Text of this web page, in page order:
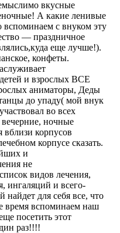
вкусные
А какие ленивые
вспоминаем с внуком эту
— праздничное
еще лучше!).
конфеты.
детей и взрослых ВСЕ
аниматоры, Деды
до упаду( мой внук
во всех
ночные
вблизи корпусов
корпусе сказать.
и
не
видов лечения,
ингаляций и всего-
для себя все, что
время вспоминаем наш
посетить этот
раз!!!!